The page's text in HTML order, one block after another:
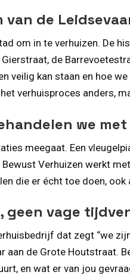
van de
om in te verhuizen. De
de
veilig kan staan en hoe
verhuisproces anders,
we
meegaat. Een
Verhuizen werkt
die er écht toe doen,
geen vage
dat zegt “we
aan de Grote Houtstraat.
en wat er van jou